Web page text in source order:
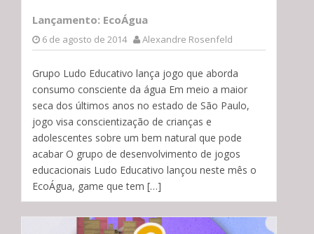
Lançamento: EcoÁgua
6 de agosto de 2014 Alexandre Rosenfeld
Grupo Ludo Educativo lança jogo que aborda
consumo consciente da água Em meio a maior
seca dos últimos anos no estado de São Paulo,
jogo visa conscientização de crianças e
adolescentes sobre um bem natural que pode
acabar O grupo de desenvolvimento de jogos
educacionais Ludo Educativo lançou neste mês o
EcoÁgua, game que tem […]